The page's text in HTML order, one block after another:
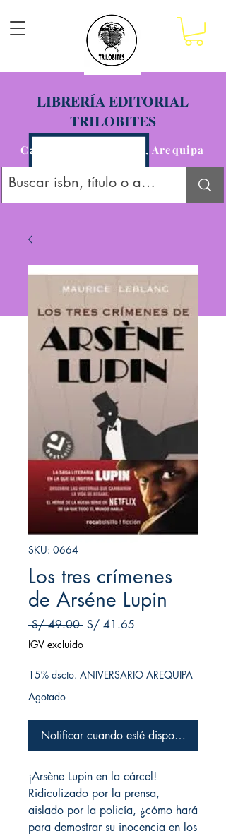
LIBRERÍA EDITORIAL
TRILOBITES
Calle San Agustín 201, Arequipa
SKU: 0664
Los tres crímenes
de Arséne Lupin
S/ 49.00 Precio
S/ 41.65
IGV excluido
15% dscto. ANIVERSARIO AREQUIPA
Agotado
Notificar cuando esté disponible
¡Arsène Lupin en la cárcel!
Ridiculizado por la prensa,
aislado por la policía, ¿cómo hará
para demostrar su inocencia en los